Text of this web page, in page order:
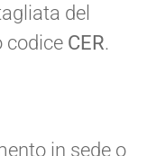
del
codice CER.
in sede o